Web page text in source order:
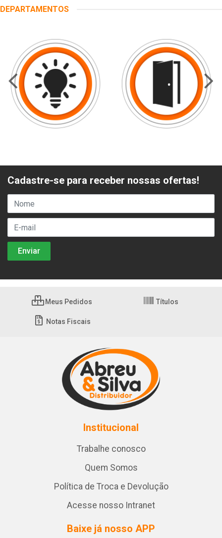
DEPARTAMENTOS
Cadastre-se para receber nossas ofertas!
Meus Pedidos Títulos
Notas Fiscais
Institucional
Trabalhe conosco
Quem Somos
Política de Troca e Devolução
Acesse nosso Intranet
Baixe já nosso APP